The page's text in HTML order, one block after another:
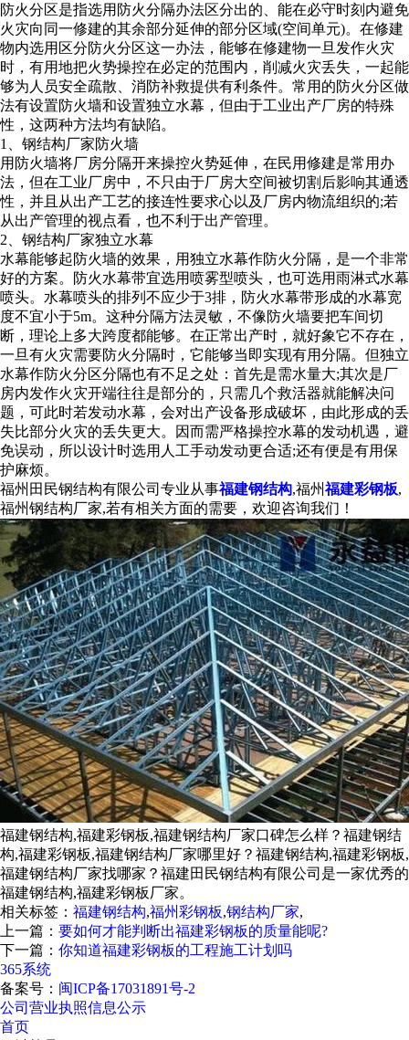
防火分区是指选用防火分隔办法区分出的、能在必守时刻内避免
火灾向同一修建的其余部分延伸的部分区域(空间单元)。在修建
物内选用区分防火分区这一办法，能够在修建物一旦发作火灾
时，有用地把火势操控在必定的范围内，削减火灾丢失，一起能
够为人员安全疏散、消防补救提供有利条件。常用的防火分区做
法有设置防火墙和设置独立水幕，但由于工业出产厂房的特殊
性，这两种方法均有缺陷。
1、 钢结构厂家防火墙
用防火墙将厂房分隔开来操控火势延伸，在民用修建是常用办
法，但在工业厂房中，不只由于厂房大空间被切割后影响其通透
性，并且从出产工艺的接连性要求心以及厂房内物流组织的;若
从出产管理的视点看，也不利于出产管理。
2、 钢结构厂家独立水幕
水幕能够起防火墙的效果，用独立水幕作防火分隔，是一个非常
好的方案。防火水幕带宜选用喷雾型喷头，也可选用雨淋式水幕
喷头。水幕喷头的排列不应少于3排，防火水幕带形成的水幕宽
度不宜小于5m。这种分隔方法灵敏，不像防火墙要把车间切
断，理论上多大跨度都能够。在正常出产时，就好象它不存在，
一旦有火灾需要防火分隔时，它能够当即实现有用分隔。但独立
水幕作防火分区分隔也有不足之处：首先是需水量大;其次是厂
房内发作火灾开端往往是部分的，只需几个救活器就能解决问
题，可此时若发动水幕，会对出产设备形成破坏，由此形成的丢
失比部分火灾的丢失更大。因而需严格操控水幕的发动机遇，避
免误动，所以设计时选用人工手动发动更合适;还有便是有用保
护麻烦。
福州田民钢结构有限公司专业从事福建钢结构,福州福建彩钢板,
福州钢结构厂家,若有相关方面的需要，欢迎咨询我们！
福建钢结构,福建彩钢板,福建钢结构厂家口碑怎么样？福建钢结
构,福建彩钢板,福建钢结构厂家哪里好？福建钢结构,福建彩钢板,
福建钢结构厂家找哪家？福建田民钢结构有限公司是一家优秀的
福建钢结构,福建彩钢板厂家。
相关标签： 福建钢结构,福州彩钢板,钢结构厂家,
上一篇： 要如何才能判断出福建彩钢板的质量能呢?
下一篇： 你知道福建彩钢板的工程施工计划吗
365系统
备案号： 闽ICP备17031891号-2
公司营业执照信息公示
首页